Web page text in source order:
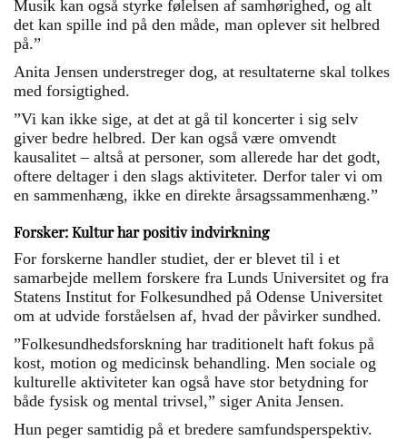
Musik kan også styrke følelsen af samhørighed, og alt
det kan spille ind på den måde, man oplever sit helbred
på.”
Anita Jensen understreger dog, at resultaterne skal tolkes
med forsigtighed.
”Vi kan ikke sige, at det at gå til koncerter i sig selv
giver bedre helbred. Der kan også være omvendt
kausalitet – altså at personer, som allerede har det godt,
oftere deltager i den slags aktiviteter. Derfor taler vi om
en sammenhæng, ikke en direkte årsagssammenhæng.”
Forsker: Kultur har positiv indvirkning
For forskerne handler studiet, der er blevet til i et
samarbejde mellem forskere fra Lunds Universitet og fra
Statens Institut for Folkesundhed på Odense Universitet
om at udvide forståelsen af, hvad der påvirker sundhed.
”Folkesundhedsforskning har traditionelt haft fokus på
kost, motion og medicinsk behandling. Men sociale og
kulturelle aktiviteter kan også have stor betydning for
både fysisk og mental trivsel,” siger Anita Jensen.
Hun peger samtidig på et bredere samfundsperspektiv.